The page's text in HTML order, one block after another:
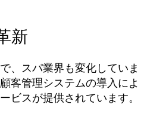
新
、スパ業界も変化していま
客管理システムの導入によ
ビスが提供されています。